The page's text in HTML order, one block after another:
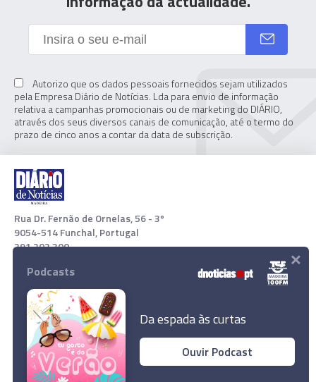
Autorizo que os dados pessoais fornecidos sejam utilizados
pela Empresa Diário de Notícias. Lda para envio de informação
relativa a campanhas promocionais ou de marketing do DIÁRIO,
através dos seus diversos canais de comunicação, até o termo do
prazo de cinco anos a contar da data de subscrição.
Rua Dr. Fernão de Ornelas, 56 - 3º
9054-514 Funchal, Portugal
291 202 300
Download App
© 2022 Empresa Diário de Notícias, Lda. Todos os direitos
Podcasts
Da espada às curtas
Ouvir Podcast
×